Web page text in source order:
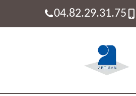
04.82.29.31.75